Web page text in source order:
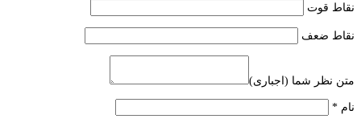
نقاط قوت
نقاط ضعف
متن نظر شما (اجباری)
نام *